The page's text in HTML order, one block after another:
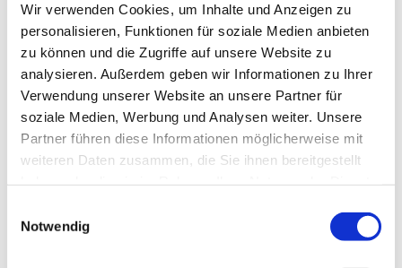
Wir verwenden Cookies, um Inhalte und Anzeigen zu
personalisieren, Funktionen für soziale Medien anbieten
zu können und die Zugriffe auf unsere Website zu
analysieren. Außerdem geben wir Informationen zu Ihrer
Verwendung unserer Website an unsere Partner für
soziale Medien, Werbung und Analysen weiter. Unsere
Partner führen diese Informationen möglicherweise mit
weiteren Daten zusammen, die Sie ihnen bereitgestellt
Notwendig
-> zur Zeit leider vollständig ausgebucht!
<-
Kinderferienprogramm
Herbstferien 2026